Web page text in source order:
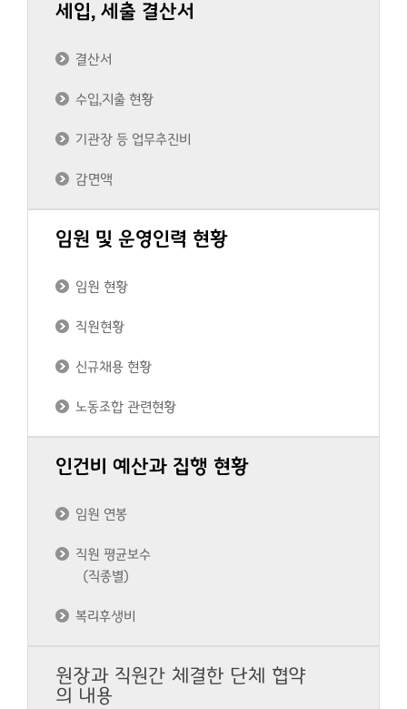
세입, 세출 결산서
결산서
수입,지출 현황
기관장 등 업무추진비
감면액
임원 및 운영인력 현황
임원 현황
직원현황
신규채용 현황
노동조합 관련현황
인건비 예산과 집행 현황
임원 연봉
직원 평균보수
(직종별)
복리후생비
원장과 직원간 체결한 단체 협약
의 내용